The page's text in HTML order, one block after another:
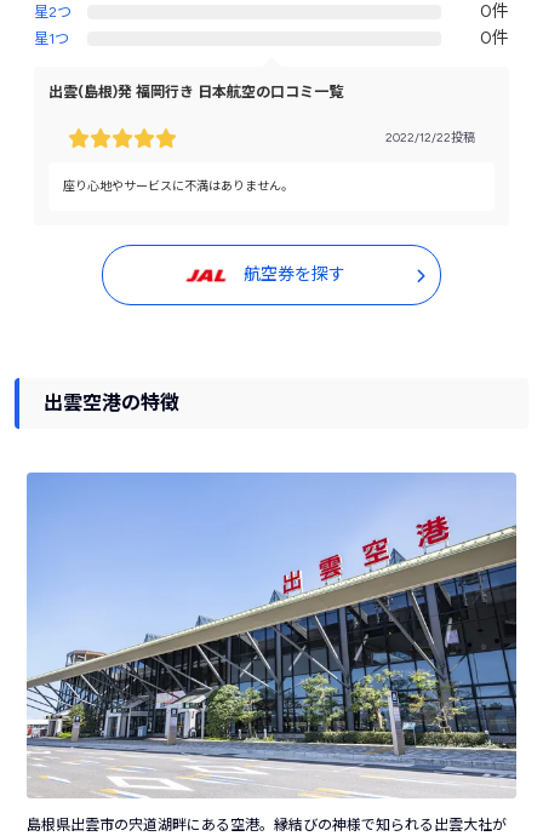
星2つ 0件
星1つ 0件
出雲(島根)発 福岡行き 日本航空の口コミ一覧
2022/12/22投稿
座り心地やサービスに不満はありません。
航空券を探す
出雲空港の特徴
島根県出雲市の宍道湖畔にある空港。縁結びの神様で知られる出雲大社が